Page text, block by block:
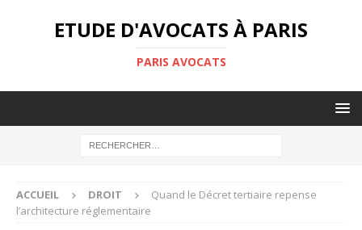
ETUDE D'AVOCATS À PARIS
PARIS AVOCATS
ACCUEIL DROIT
Quand le Décret tertiaire repense
l’architecture réglementaire